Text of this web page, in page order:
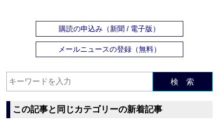
購読の申込み（新聞 / 電子版）
メールニュースの登録（無料）
検 索
この記事と同じカテゴリーの新着記事